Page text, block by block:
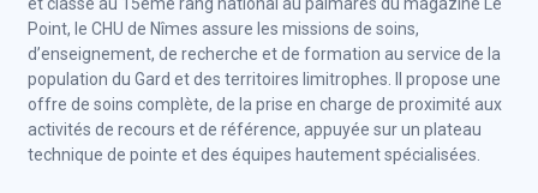
et classé au 15ème rang national au palmarès du magazine Le
Point, le CHU de Nîmes assure les missions de soins,
d’enseignement, de recherche et de formation au service de la
population du Gard et des territoires limitrophes. Il propose une
offre de soins complète, de la prise en charge de proximité aux
activités de recours et de référence, appuyée sur un plateau
technique de pointe et des équipes hautement spécialisées.